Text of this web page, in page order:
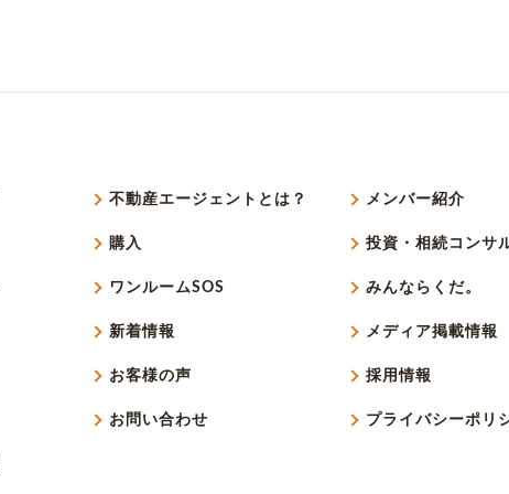
不動産エージェントとは？ メンバー紹介
購入 投資・相続コンサ
ワンルームSOS みんならくだ。
新着情報 メディア掲載情報
お客様の声 採用情報
お問い合わせ プライバシーポリ